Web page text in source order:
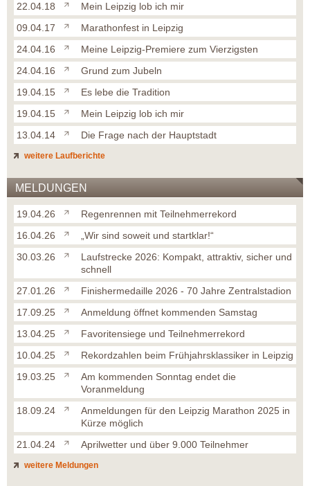
22.04.18
Mein Leipzig lob ich mir
09.04.17
Marathonfest in Leipzig
24.04.16
Meine Leipzig-Premiere zum Vierzigsten
24.04.16
Grund zum Jubeln
19.04.15
Es lebe die Tradition
19.04.15
Mein Leipzig lob ich mir
13.04.14
Die Frage nach der Hauptstadt
weitere Laufberichte
MELDUNGEN
19.04.26
Regenrennen mit Teilnehmerrekord
16.04.26
„Wir sind soweit und startklar!“
30.03.26
Laufstrecke 2026: Kompakt, attraktiv, sicher und
schnell
27.01.26
Finishermedaille 2026 - 70 Jahre Zentralstadion
17.09.25
Anmeldung öffnet kommenden Samstag
13.04.25
Favoritensiege und Teilnehmerrekord
10.04.25
Rekordzahlen beim Frühjahrsklassiker in Leipzig
19.03.25
Am kommenden Sonntag endet die
Voranmeldung
18.09.24
Anmeldungen für den Leipzig Marathon 2025 in
Kürze möglich
21.04.24
Aprilwetter und über 9.000 Teilnehmer
weitere Meldungen